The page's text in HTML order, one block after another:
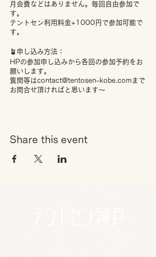
月会費などはありません。毎回自由参加で
す。
テントセン利用料金+1000円で参加可能で
す。
🪴申し込み方法：
HPの参加申し込みから各回の参加予約をお
願いします。
質問等はcontact@tentosen-kobe.comまで
お問合せ頂ければと思います～
Share this event